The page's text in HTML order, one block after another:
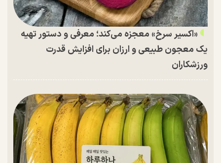
«اکسیر سرخ» معجزه می‌کند؛ معرفی و دستور تهیه
یک معجون طبیعی و ارزان برای افزایش قدرت
ورزشکاران